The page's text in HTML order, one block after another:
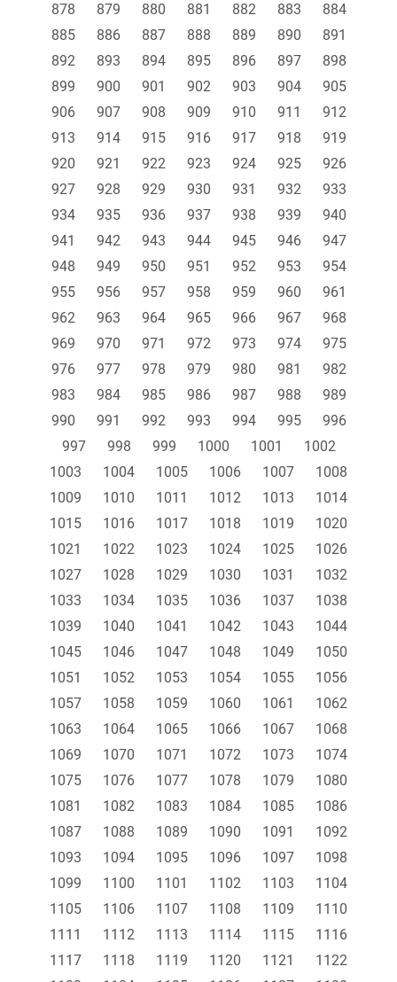
878
879 880 881 882 883
884
885
886 887 888 889 890
891
892
893 894 895 896 897
898
899
900 901 902 903 904
905
906
907 908 909 910 911
912
913
914 915 916 917 918
919
920
921 922 923 924 925
926
927
928 929 930 931 932
933
934
935 936 937 938 939
940
941
942 943 944 945 946
947
948
949 950 951 952 953
954
955
956 957 958 959 960
961
962
963 964 965 966 967
968
969
970 971 972 973 974
975
976
977 978 979 980 981
982
983
984 985 986 987 988
989
990
991 992 993 994 995
996
997
998 999 1000 1001
1002
1003
1004 1005 1006 1007
1008
1009
1010 1011 1012 1013
1014
1015
1016 1017 1018 1019
1020
1021
1022 1023 1024 1025
1026
1027
1028 1029 1030 1031
1032
1033
1034 1035 1036 1037
1038
1039
1040 1041 1042 1043
1044
1045
1046 1047 1048 1049
1050
1051
1052 1053 1054 1055
1056
1057
1058 1059 1060 1061
1062
1063
1064 1065 1066 1067
1068
1069
1070 1071 1072 1073
1074
1075
1076 1077 1078 1079
1080
1081
1082 1083 1084 1085
1086
1087
1088 1089 1090 1091
1092
1093
1094 1095 1096 1097
1098
1099
1100 1101 1102 1103
1104
1105
1106 1107 1108 1109
1110
1111
1112 1113 1114 1115
1116
1117
1118 1119 1120 1121
1122